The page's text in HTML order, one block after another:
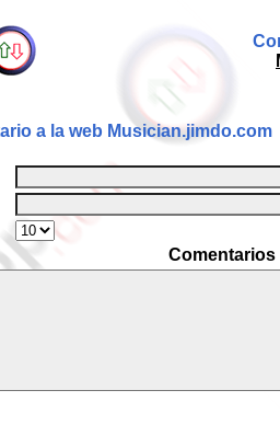
a la web Musician.jimdo.com
Comentarios